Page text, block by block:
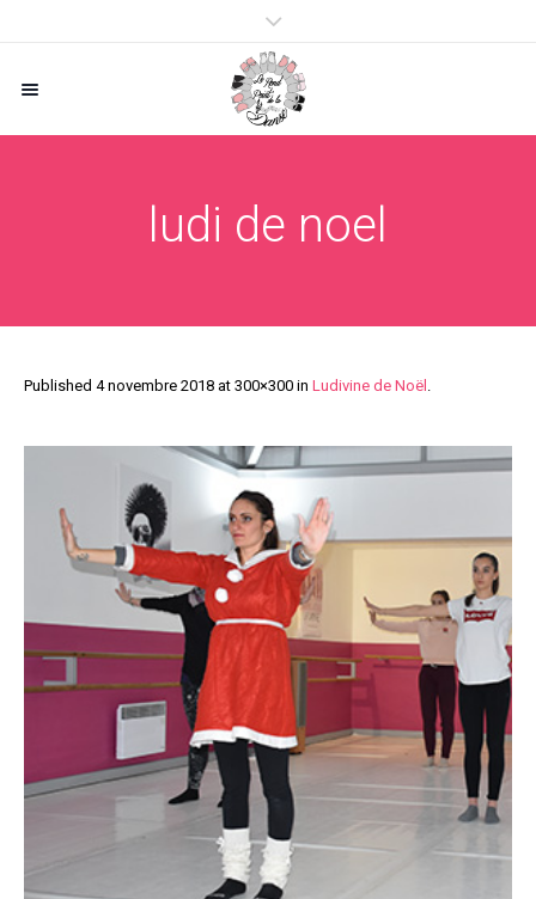
ludi de noel
Published 4 novembre 2018 at 300×300 in Ludivine de Noël .